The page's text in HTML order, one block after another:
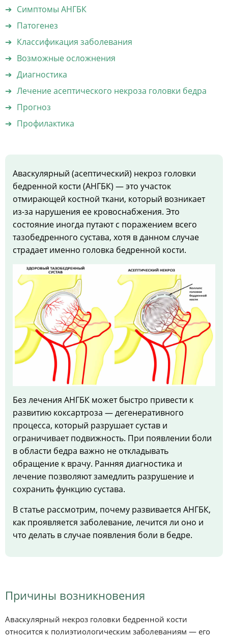
Симптомы АНГБК
Патогенез
Классификация заболевания
Возможные осложнения
Диагностика
Лечение асептического некроза головки бедра
Прогноз
Профилактика
Аваскулярный (асептический) некроз головки
бедренной кости (АНГБК) — это участок
отмирающей костной ткани, который возникает
из-за нарушения ее кровоснабжения. Это
состояние иногда путают с поражением всего
тазобедренного сустава, хотя в данном случае
страдает именно головка бедренной кости.
Без лечения АНГБК может быстро привести к
развитию коксартроза — дегенеративного
процесса, который разрушает сустав и
ограничивает подвижность. При появлении боли
в области бедра важно не откладывать
обращение к врачу. Ранняя диагностика и
лечение позволяют замедлить разрушение и
сохранить функцию сустава.
В статье рассмотрим, почему развивается АНГБК,
как проявляется заболевание, лечится ли оно и
что делать в случае появления боли в бедре.
Причины возникновения
Аваскулярный некроз головки бедренной кости
относится к полиэтиологическим заболеваниям — его